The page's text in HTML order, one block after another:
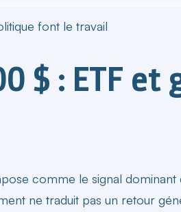
font le travail
$ : ETF
comme le signal
ne traduit pas un retour